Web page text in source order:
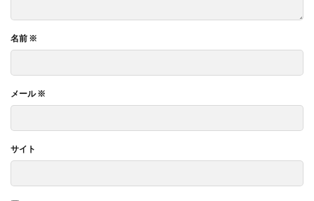
名前 ※
メール※
サイト